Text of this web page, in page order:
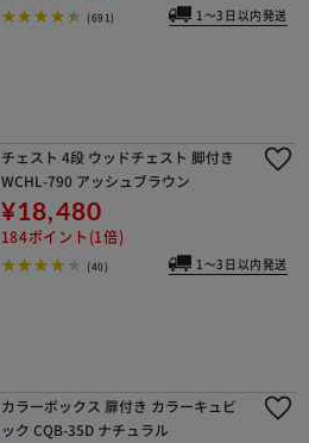
(691) 1～3日以内発送
チェスト 4段 ウッドチェスト 脚付き
WCHL-790 アッシュブラウン
¥18,480
184ポイント(1倍)
(40) 1～3日以内発送
カラーボックス 扉付き カラーキュビ
ック CQB-35D ナチュラル